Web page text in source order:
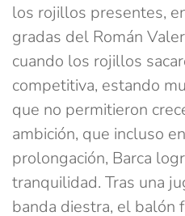
los rojillos presentes,
gradas del Román
cuando los rojillos
competitiva, estando
que no permitieron
ambición, que incluso
prolongación, Barca
tranquilidad. Tras una
banda diestra, el balón